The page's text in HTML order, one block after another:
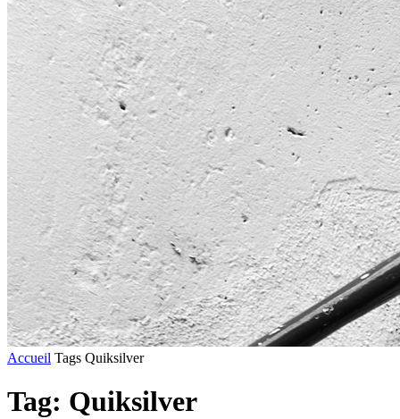
Accueil Tags Quiksilver
Tag: Quiksilver